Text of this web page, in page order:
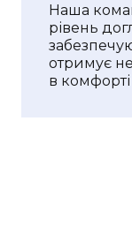
Наша
рівень
отримує
в